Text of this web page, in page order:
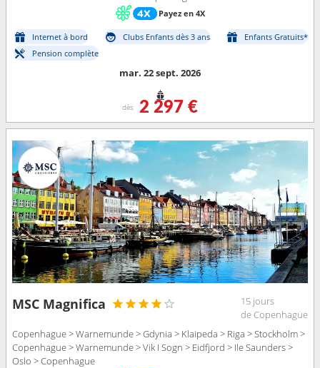
Payez en 4X
Internet à bord Clubs Enfants dès 3 ans
Enfants Gratuits*
Pension complète
mar. 22 sept. 2026
dès 2 297 €
MSC Magnifica
15 jours
de Copenhague
Copenhague > Warnemunde > Gdynia > Klaipeda > Riga > Stockholm >
Copenhague > Warnemunde > Vik I Sogn > Eidfjord > Ile Saunders >
Oslo > Copenhague